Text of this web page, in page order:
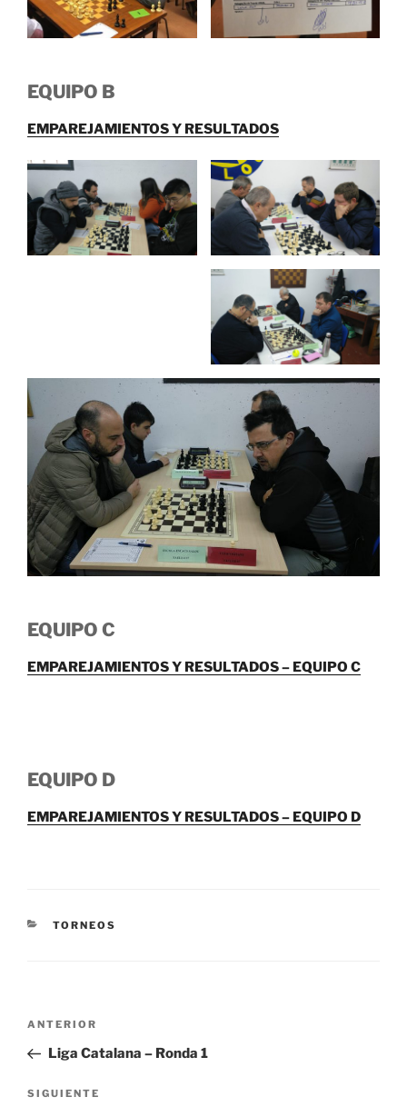
EQUIPO B
EMPAREJAMIENTOS Y RESULTADOS
EQUIPO C
EMPAREJAMIENTOS Y RESULTADOS – EQUIPO C
EQUIPO D
EMPAREJAMIENTOS Y RESULTADOS – EQUIPO D
CATEGORÍAS
TORNEOS
Navegación
entradas
Entrada
anterior:
ANTERIOR
Liga Catalana – Ronda 1
Siguiente
SIGUIENTE